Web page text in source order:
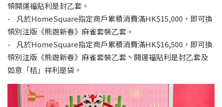
領開運福貼利是封乙套。
- 凡於HomeSquare指定商戶累積消費滿HK$15,000，即可換
領別注版《熊遊新春》麻雀套裝乙套。
- 凡於HomeSquare指定商戶累積消費滿HK$16,500，即可換
領別注版《熊遊新春》麻雀套裝乙套丶開運福貼利是封乙套及
如意「桔」祥利是袋。